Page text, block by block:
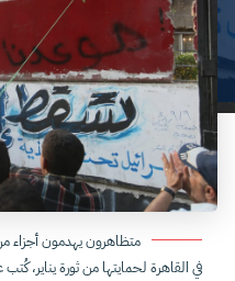
متظاهرون يهدمون أجزاء
في القاهرة لحمايتها من ثورة يناير،